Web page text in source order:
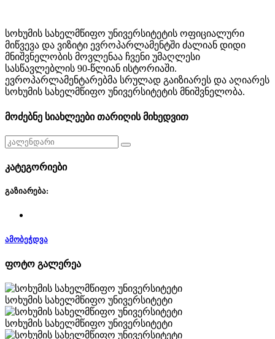
სოხუმის სახელმწიფო უნივერსიტეტის ოფიციალური
მიწვევა და ვიზიტი ევროპარლამენტში ძალიან დიდი
მნიშვნელობის მოვლენაა ჩვენი უმაღლესი
სასწავლებლის 90-წლიან ისტორიაში.
ევროპარლამენტარებმა სრულად გაიზიარეს და აღიარეს
სოხუმის სახელმწიფო უნივერსიტეტის მნიშვნელობა.
მოძებნე სიახლეები თარიღის მიხედვით
კატეგორიები
გაზიარება:
ამობეჭდვა
ფოტო გალერეა
სოხუმის სახელმწიფო უნივერსიტეტი
სოხუმის სახელმწიფო უნივერსიტეტი